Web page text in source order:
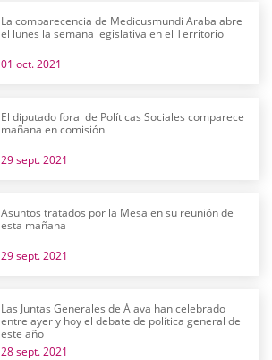
La comparecencia de Medicusmundi Araba abre
el lunes la semana legislativa en el Territorio
01 oct. 2021
El diputado foral de Políticas Sociales comparece
mañana en comisión
29 sept. 2021
Asuntos tratados por la Mesa en su reunión de
esta mañana
29 sept. 2021
Las Juntas Generales de Álava han celebrado
entre ayer y hoy el debate de política general de
este año
28 sept. 2021